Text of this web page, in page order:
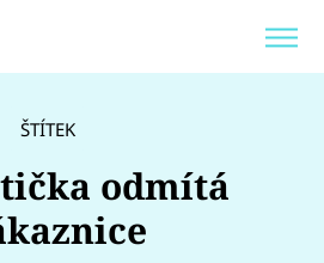
ŠTÍTEK
odmítá